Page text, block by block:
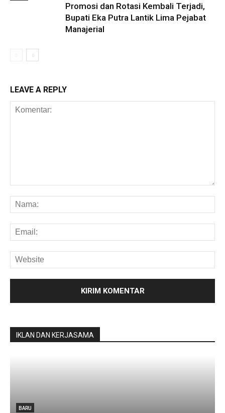
Promosi dan Rotasi Kembali Terjadi,
Bupati Eka Putra Lantik Lima Pejabat
Manajerial
LEAVE A REPLY
IKLAN DAN KERJASAMA
BARU